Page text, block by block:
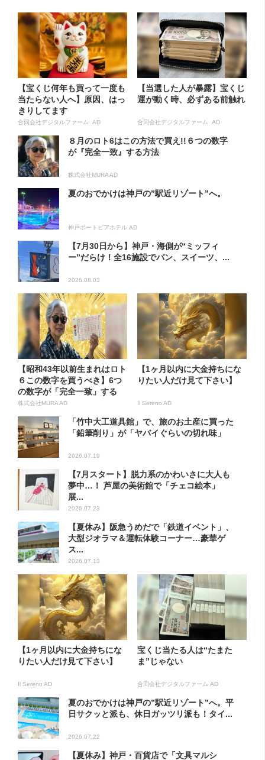
【宝くじ何年も買って一度も
当たらない人へ】原因、はっ
きりしてます
合同会社デジタルファーム AD
【当選した人が暴露】宝くじ
運が動く時、必ずある前触れ
合同会社デジタルファーム AD
８月のロト6はこの方法で買え!!６つの数字
が『完全一致』する方法
株式会社MURA AD
夏のおでかけは神戸の”駅近リゾート”へ。
神戸ポートピアホテル AD
【7月30日から】神戸・海側が“ミッフィ
ー”だらけ！全16施設でパン、スイーツ、...
2026.08.03
【昭和43年以前生まれはロト
６この数字を買うべき】6つ
の数字が「完全一致」する
方...
株式会社MURA AD
【1ヶ月以内に大金持ちにな
りたい人だけ見て下さい】
Il Sereno AD
「竹中大工道具館」で、旅のお土産に買った
「鉛筆削り」が「ヤバイぐらいの切れ味」
2026.07.19
【7月スタート】脱力系のかわいさに大人も
夢中…！ 芦屋の美術館で「チェコ絵本」
展...
2026.07.23
【夏休み】阪急うめだで「鉄道イベント」、
大型ジオラマ＆運転体験コーナー…豪華ゲ
ス...
2026.07.13
【1ヶ月以内に大金持ちにな
りたい人だけ見て下さい】
Il Sereno AD
宝くじ当たる人は“たまた
ま”じゃない
合同会社デジタルファーム AD
夏のおでかけは神戸の”駅近リゾート”へ。平
日サクッと派も、休日ガッツリ派も！タイ...
2026.07.22
【夏休み】神戸・百貨店で「文具マルシ